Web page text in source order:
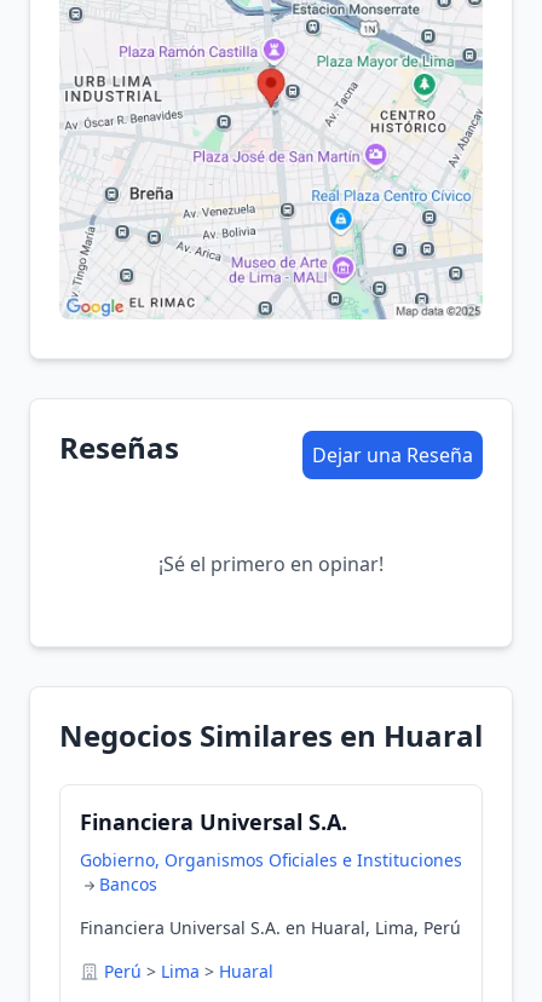
Reseñas Dejar una Reseña
¡Sé el primero en opinar!
Negocios Similares en Huaral
Financiera Universal S.A.
Gobierno, Organismos Oficiales e Instituciones
Bancos
Financiera Universal S.A. en Huaral, Lima, Perú
Perú > Lima > Huaral